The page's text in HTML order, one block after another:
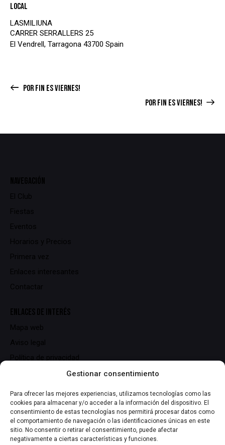
Gestionar consentimiento
Para ofrecer las mejores experiencias, utilizamos tecnologías como las
cookies para almacenar y/o acceder a la información del dispositivo. El
consentimiento de estas tecnologías nos permitirá procesar datos como
el comportamiento de navegación o las identificaciones únicas en este
sitio. No consentir o retirar el consentimiento, puede afectar
negativamente a ciertas características y funciones.
Local
LASMILIUNA
CARRER SERRALLERS 25
El Vendrell, Tarragona 43700 Spain
POR FIN ES VIERNES!
POR FIN ES VIERNES!
NAVEGACIÓN
El Club
Fiestas
Eventos
Horarios y Precios
Primera vez
Enlaces interesantes
Contactar
ENLACES DE INTERÉS
Mapa web
Aviso legal
Política de privacidad
Política de cookies
DATOS DE CONTACTO
C/ Serrallers, 25,
43700 El Vendrell (Tarragona)
info@lasmiliuna.com